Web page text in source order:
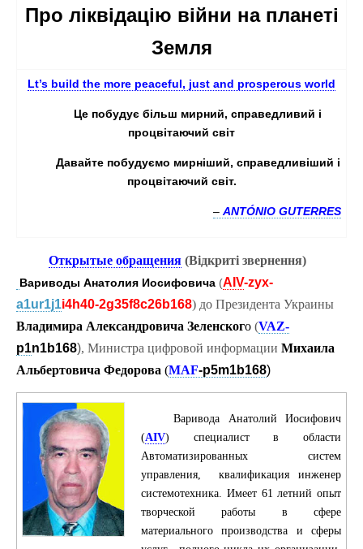
Про ліквідацію війни на планеті
Земля
Lt’s build the more peaceful, just and prosperous world
Це побудує більш мирний, справедливий і
процвітаючий світ
Давайте побудуємо мирніший, справедливіший і
процвітаючий світ.
– ANTÓNIO GUTERRES
Открытые обращения (Відкритi звернення)
Вариводы Анатолия Иосифовича (AIV-zyx-
a1ur1j1i4h40-2g35f8c26b168) до Президента Украины
Владимира Александровича Зеленского (VAZ-
p1n1b168), Министра цифровой информации Михаила
Альбертовича Федорова (MAF-p5m1b168)
Варивода Анатолий Иосифович
(AIV) специалист в области
Автоматизированных систем
управления, квалификация инженер
системотехника. Имеет 61 летний опыт
творческой работы в сфере
материального производства и сферы